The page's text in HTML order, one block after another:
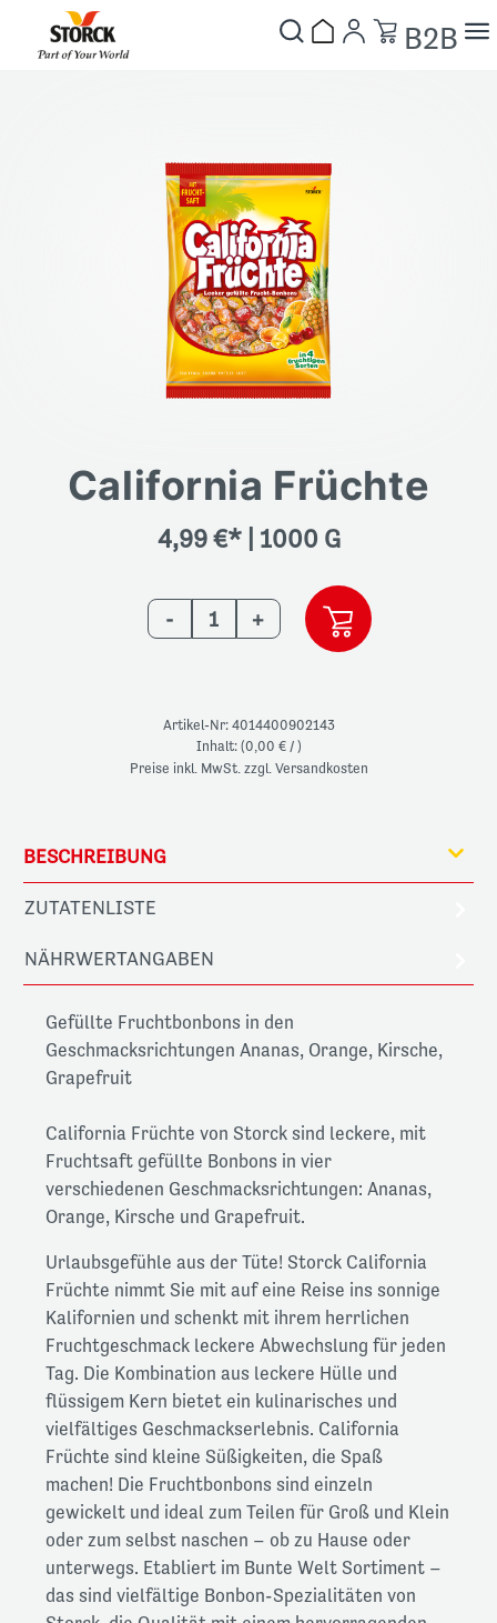
B2B
California Früchte
4,99 €*| 1000 G
- +
Artikel-Nr: 4014400902143
Inhalt: (0,00 € / )
Preise inkl. MwSt. zzgl. Versandkosten
BESCHREIBUNG
ZUTATENLISTE
NÄHRWERTANGABEN
Gefüllte Fruchtbonbons in den
Geschmacksrichtungen Ananas, Orange, Kirsche,
Grapefruit
California Früchte von Storck sind leckere, mit
Fruchtsaft gefüllte Bonbons in vier
verschiedenen Geschmacksrichtungen: Ananas,
Orange, Kirsche und Grapefruit.
Urlaubsgefühle aus der Tüte! Storck California
Früchte nimmt Sie mit auf eine Reise ins sonnige
Kalifornien und schenkt mit ihrem herrlichen
Fruchtgeschmack leckere Abwechslung für jeden
Tag. Die Kombination aus leckere Hülle und
flüssigem Kern bietet ein kulinarisches und
vielfältiges Geschmackserlebnis. California
Früchte sind kleine Süßigkeiten, die Spaß
machen! Die Fruchtbonbons sind einzeln
gewickelt und ideal zum Teilen für Groß und Klein
oder zum selbst naschen – ob zu Hause oder
unterwegs. Etabliert im Bunte Welt Sortiment –
das sind vielfältige Bonbon-Spezialitäten von